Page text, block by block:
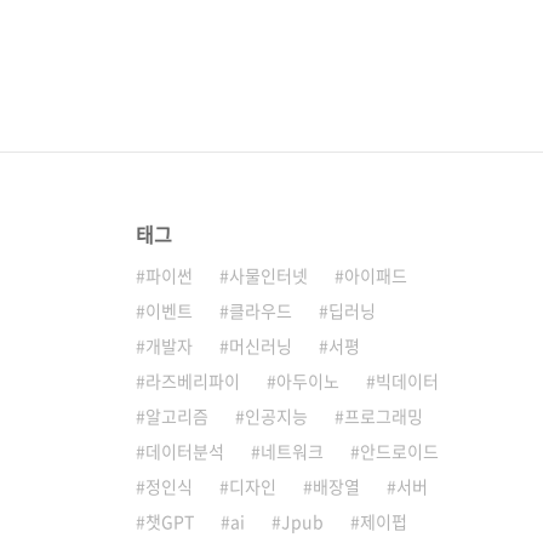
태그
파이썬 사물인터넷
아이패드
이벤트
클라우드
딥러닝
개발자
머신러닝
서평
라즈베리파이
아두이노
빅데이터
알고리즘
인공지능
프로그래밍
데이터분석
네트워크
안드로이드
정인식
디자인 배장열
서버
챗GPT
ai Jpub 제이펍